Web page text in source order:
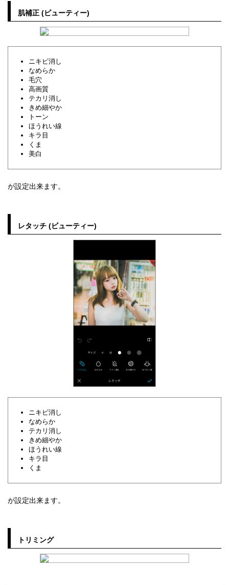
肌補正 (ビューティー)
ニキビ消し
なめらか
毛穴
高画質
テカリ消し
きめ細やか
トーン
ほうれい線
キラ目
くま
美白
が設定出来ます。
レタッチ (ビューティー)
ニキビ消し
なめらか
テカリ消し
きめ細やか
ほうれい線
キラ目
くま
が設定出来ます。
トリミング